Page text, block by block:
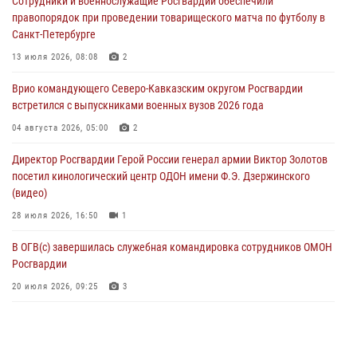
угрожавшего подростку травматическим пистолетом
06 августа 2026, 11:33 1
В Зауралье при содействии СОБР Росгвардии ликвидирована
06 августа 2026, 11:27
В Москве росгвардейцы задержали троих мужчин, устроивших
06 августа 2026, 11:20 1
правопорядок при проведении товарищеского матча по футболу в
Санкт-Петербурге
13 июля 2026, 08:08 2
Врио командующего Северо-Кавказским округом Росгвардии
встретился с выпускниками военных вузов 2026 года
04 августа 2026, 05:00 2
Директор Росгвардии Герой России генерал армии Виктор Золотов
посетил кинологический центр ОДОН имени Ф.Э. Дзержинского
(видео)
28 июля 2026, 16:50 1
В ОГВ(с) завершилась служебная командировка сотрудников ОМОН
Росгвардии
20 июля 2026, 09:25 3